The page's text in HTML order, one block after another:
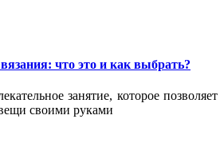
что это и как выбрать?
занятие, которое позволяет
своими руками